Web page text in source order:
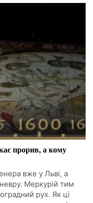
прорив, а кому
вже у Льві, а
Меркурій тим
рух. Як ці